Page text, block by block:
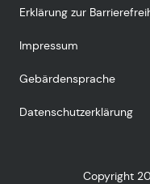
Erklärung zur
Impressum
Gebärdensprache
Datenschutzerklärung
Copyright